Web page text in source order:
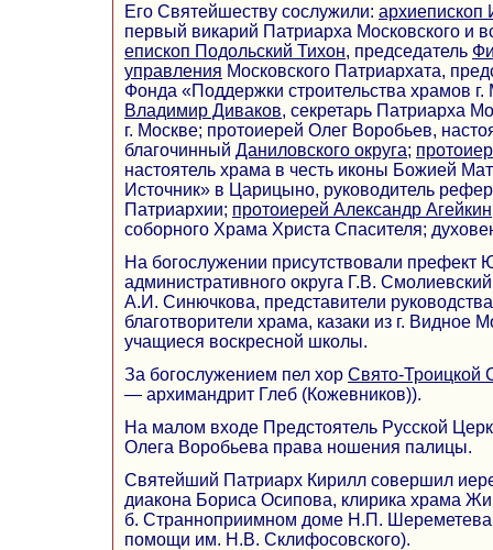
Его Святейшеству сослужили: архиепископ
первый викарий Патриарха Московского и
епископ Подольский Тихон, председатель
управления Московского Патриархата,
Фонда «Поддержки строительства храмов
Владимир Диваков, секретарь Патриарха
г. Москве; протоиерей Олег Воробьев,
благочинный Даниловского округа;
настоятель храма в честь иконы Божией
Источник» в Царицыно, руководитель
Патриархии; протоиерей Александр Агейкин
соборного Храма Христа Спасителя;
На богослужении присутствовали префект
административного округа Г.В.
А.И. Синючкова, представители
благотворители храма, казаки из г. Видное
учащиеся воскресной школы.
За богослужением пел хор Свято-Троицкой
— архимандрит Глеб (Кожевников)).
На малом входе Предстоятель Русской
Олега Воробьева права ношения палицы.
Святейший Патриарх Кирилл совершил
диакона Бориса Осипова, клирика храма
б. Странноприимном доме Н.П.
помощи им. Н.В. Склифосовского).